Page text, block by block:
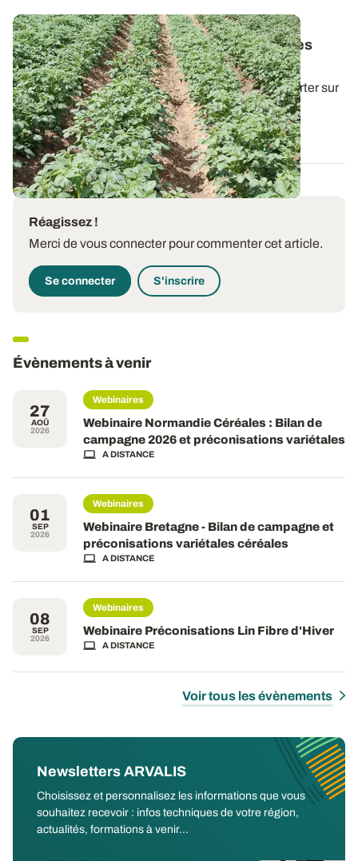
Prix des engrais - Peut-on réduire les doses
d’azote sur pommes de terre ?
Si le raisonnement de la dose d’azote totale à apporter sur
pomme de terre était jusqu’à...
25 AVR. 2022
Réagissez !
Merci de vous connecter pour commenter cet article.
Se connecter S'inscrire
Évènements à venir
27
AOÛ
2026
Webinaires
Webinaire Normandie Céréales : Bilan de
campagne 2026 et préconisations variétales
A DISTANCE
01
SEP
2026
Webinaires
Webinaire Bretagne - Bilan de campagne et
préconisations variétales céréales
A DISTANCE
08
SEP
2026
Webinaires
Webinaire Préconisations Lin Fibre d'Hiver
A DISTANCE
Voir tous les évènements
Newsletters ARVALIS
Choisissez et personnalisez les informations que vous
souhaitez recevoir : infos techniques de votre région,
actualités, formations à venir...